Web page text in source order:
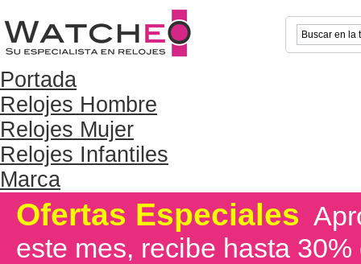
Portada
Relojes Hombre
Relojes Mujer
Relojes Infantiles
Marca
Ofertas Especiales
este mes, recibe hasta